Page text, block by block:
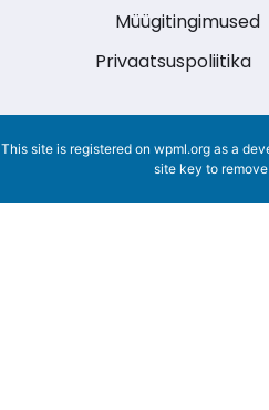
Müügitingimused
Privaatsuspoliitika
This site is registered on wpml.org as a
site key to